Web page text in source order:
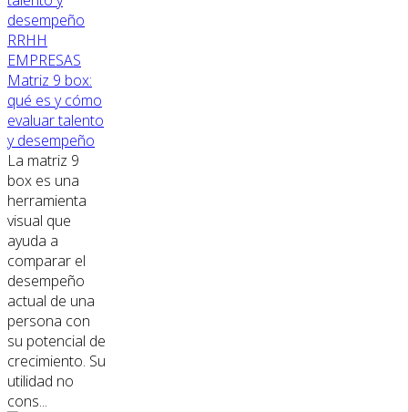
RRHH
EMPRESAS
Matriz 9 box:
qué es y cómo
evaluar talento
y desempeño
La matriz 9
box es una
herramienta
visual que
ayuda a
comparar el
desempeño
actual de una
persona con
su potencial de
crecimiento. Su
utilidad no
cons...